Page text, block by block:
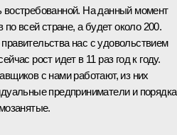
востребованной. На данный момент
по всей стране, а будет около 200.
нас с удовольствием
рост идет в 11 раз год к году.
с нами работают, из них
предприниматели и порядка